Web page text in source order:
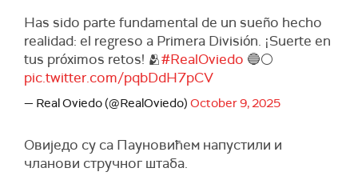
Has sido parte fundamental de un sueño hecho
realidad: el regreso a Primera División. ¡Suerte en
tus próximos retos! 🫂#RealOviedo 🔵⚪️
pic.twitter.com/pqbDdH7pCV
— Real Oviedo (@RealOviedo) October 9, 2025
Овиједо су са Пауновићем напустили и
чланови стручног штаба.